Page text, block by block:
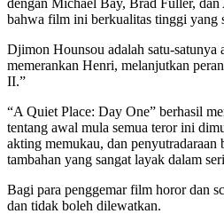
bahwa film ini berkualitas tinggi yang
Djimon Hounsou adalah satu-satunya
memerankan Henri, melanjutkan
II.”
“A Quiet Place: Day One” berhasil
tentang awal mula semua teror ini
akting memukau, dan
tambahan yang sangat layak dalam
Bagi para penggemar film horor dan
dan tidak boleh dilewatkan.